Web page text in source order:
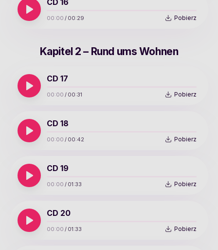
CD 16
00:00 / 00:29 Pobierz
Kapitel 2 – Rund ums Wohnen
CD 17
00:00 / 00:31 Pobierz
CD 18
00:00 / 00:42 Pobierz
CD 19
00:00 / 01:33 Pobierz
CD 20
00:00 / 01:33 Pobierz